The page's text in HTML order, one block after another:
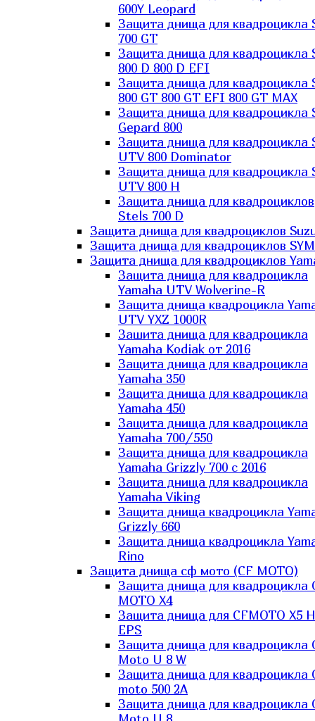
600Y Leopard
Защита днища для квадроцикла
700 GT
Защита днища для квадроцикла
800 D 800 D EFI
Защита днища для квадроцикла
800 GT 800 GT EFI 800 GT MAX
Защита днища для квадроцикла
Gepard 800
Защита днища для квадроцикла
UTV 800 Dominator
Защита днища для квадроцикла
UTV 800 H
Защита днища для квадроциклов
Stels 700 D
Защита днища для квадроциклов
Защита днища для квадроциклов SYM
Защита днища для квадроциклов
Защита днища для квадроцикла
Yamaha UTV Wolverine-R
Защита днища квадроцикла
UTV YXZ 1000R
Зашита днища для квадроцикла
Yamaha Kodiak от 2016
Защита днища для квадроцикла
Yamaha 350
Защита днища для квадроцикла
Yamaha 450
Защита днища для квадроцикла
Yamaha 700/550
Защита днища для квадроцикла
Yamaha Grizzly 700 с 2016
Защита днища для квадроцикла
Yamaha Viking
Защита днища квадроцикла
Grizzly 660
Защита днища квадроцикла
Rino
Защита днища сф мото (CF MOTO)
Защита днища для квадроцикла
MOTO X4
Защита днища для CFMOTO X5
EPS
Защита днища для квадроцикла
Moto U 8 W
Защита днища для квадроцикла
moto 500 2A
Защита днища для квадроцикла